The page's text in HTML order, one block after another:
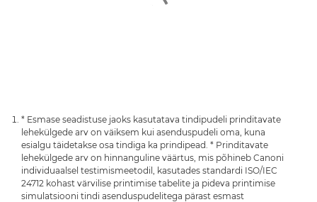
* Esmase seadistuse jaoks kasutatava tindipudeli prinditavate
lehekülgede arv on väiksem kui asenduspudeli oma, kuna
esialgu täidetakse osa tindiga ka prindipead. * Prinditavate
lehekülgede arv on hinnanguline väärtus, mis põhineb Canoni
individuaalsel testimismeetodil, kasutades standardi ISO/IEC
24712 kohast värvilise printimise tabelite ja pideva printimise
simulatsiooni tindi asenduspudelitega pärast esmast